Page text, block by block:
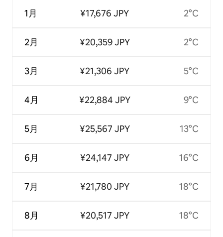
1月
2月
3月
4月
5月
6月
7月
8月
¥17,676 JPY
¥20,359 JPY
¥21,306 JPY
¥22,884 JPY
¥25,567 JPY
¥24,147 JPY
¥21,780 JPY
¥20,517 JPY
2°C
2°C
5°C
9°C
13°C
16°C
18°C
18°C